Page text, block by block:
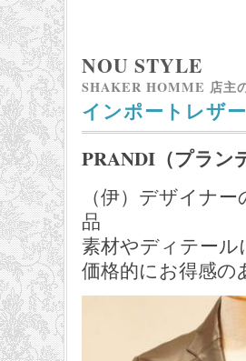
NOU STYLE
SHAKER HOMME 店主
インポートレザ
PRANDI（プラン
（伊）デザイナ
品
素材やディテー
価格的にお得感